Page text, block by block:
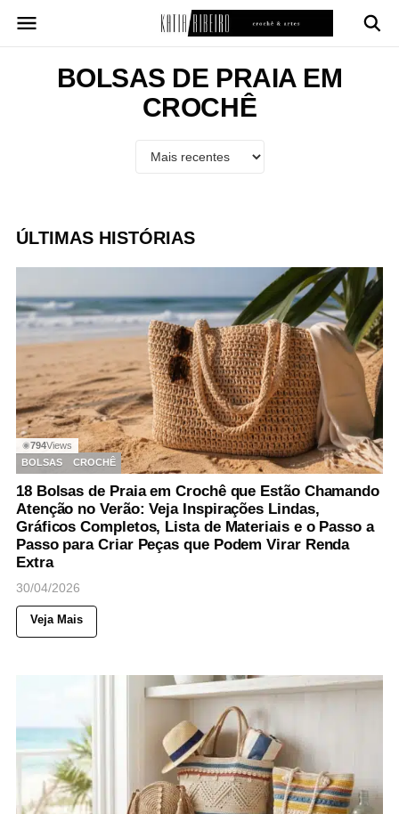
para
BOLSAS DE PRAIA EM
CROCHÊ
ÚLTIMAS HISTÓRIAS
◉794Views
BOLSAS
CROCHÊ
18 Bolsas de Praia em Crochê que Estão Chamando
Atenção no Verão: Veja Inspirações Lindas,
Gráficos Completos, Lista de Materiais e o Passo a
Passo para Criar Peças que Podem Virar Renda
Extra
30/04/2026
Veja Mais